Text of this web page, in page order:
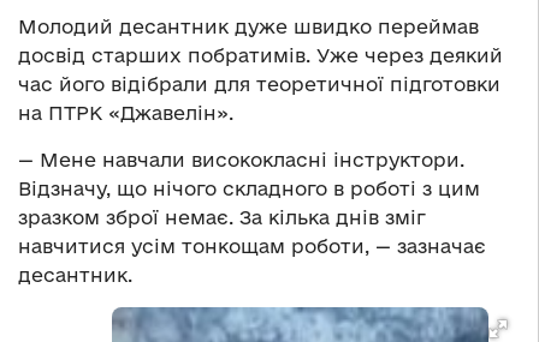
Молодий десантник дуже швидко переймав
досвід старших побратимів. Уже через деякий
час його відібрали для теоретичної підготовки
на ПТРК «Джавелін».
— Мене навчали висококласні інструктори.
Відзначу, що нічого складного в роботі з цим
зразком зброї немає. За кілька днів зміг
навчитися усім тонкощам роботи, — зазначає
десантник.